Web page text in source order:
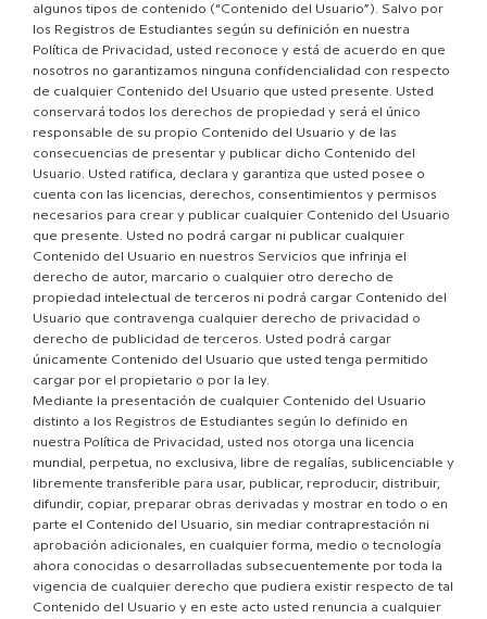
algunos tipos de contenido (“Contenido del Usuario”). Salvo por
los Registros de Estudiantes según su definición en nuestra
Política de Privacidad, usted reconoce y está de acuerdo en que
nosotros no garantizamos ninguna confidencialidad con respecto
de cualquier Contenido del Usuario que usted presente. Usted
conservará todos los derechos de propiedad y será el único
responsable de su propio Contenido del Usuario y de las
consecuencias de presentar y publicar dicho Contenido del
Usuario. Usted ratifica, declara y garantiza que usted posee o
cuenta con las licencias, derechos, consentimientos y permisos
necesarios para crear y publicar cualquier Contenido del Usuario
que presente. Usted no podrá cargar ni publicar cualquier
Contenido del Usuario en nuestros Servicios que infrinja el
derecho de autor, marcario o cualquier otro derecho de
propiedad intelectual de terceros ni podrá cargar Contenido del
Usuario que contravenga cualquier derecho de privacidad o
derecho de publicidad de terceros. Usted podrá cargar
únicamente Contenido del Usuario que usted tenga permitido
cargar por el propietario o por la ley.
Mediante la presentación de cualquier Contenido del Usuario
distinto a los Registros de Estudiantes según lo definido en
nuestra Política de Privacidad, usted nos otorga una licencia
mundial, perpetua, no exclusiva, libre de regalías, sublicenciable y
libremente transferible para usar, publicar, reproducir, distribuir,
difundir, copiar, preparar obras derivadas y mostrar en todo o en
parte el Contenido del Usuario, sin mediar contraprestación ni
aprobación adicionales, en cualquier forma, medio o tecnología
ahora conocidas o desarrolladas subsecuentemente por toda la
vigencia de cualquier derecho que pudiera existir respecto de tal
Contenido del Usuario y en este acto usted renuncia a cualquier